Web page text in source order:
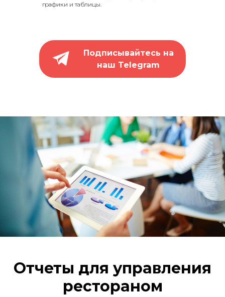
графики и таблицы.
Подписывайтесь на
наш Telegram
Отчеты для управления
рестораном